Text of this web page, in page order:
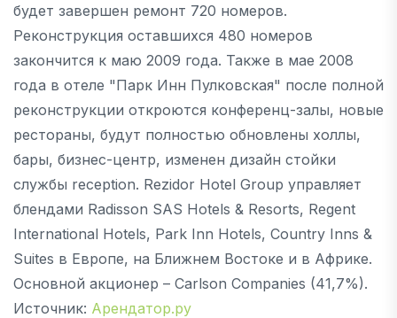
будет завершен ремонт 720 номеров.
Реконструкция оставшихся 480 номеров
закончится к маю 2009 года. Также в мае 2008
года в отеле "Парк Инн Пулковская" после полной
реконструкции откроются конференц-залы, новые
рестораны, будут полностью обновлены холлы,
бары, бизнес-центр, изменен дизайн стойки
службы reception. Rezidor Hotel Group управляет
блендами Radisson SAS Hotels & Resorts, Regent
International Hotels, Park Inn Hotels, Country Inns &
Suites в Европе, на Ближнем Востоке и в Африке.
Основной акционер – Carlson Companies (41,7%).
Источник: Арендатор.ру